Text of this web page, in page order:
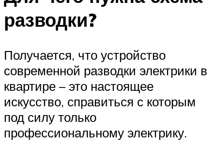
разводки?
Получается, что устройство
современной разводки электрики в
квартире – это настоящее
искусство, справиться с которым
под силу только
профессиональному электрику.